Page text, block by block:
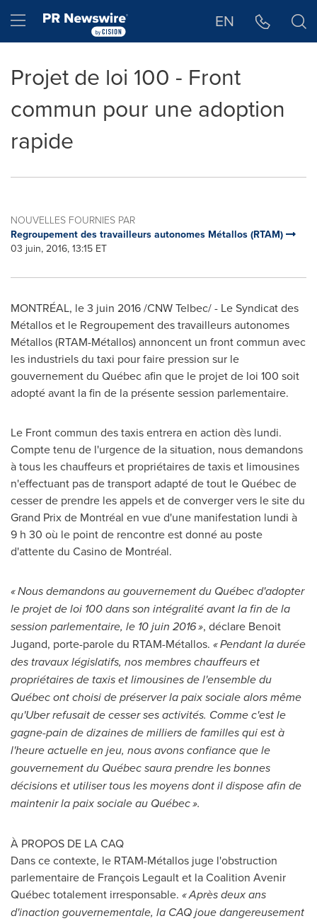
Hamburger menu EN
Projet de loi 100 - Front
commun pour une adoption
rapide
NOUVELLES FOURNIES PAR
Regroupement des travailleurs autonomes Métallos (RTAM)
03 juin, 2016, 13:15 ET
MONTRÉAL, le 3 juin 2016 /CNW Telbec/ - Le Syndicat des
Métallos et le Regroupement des travailleurs autonomes
Métallos (RTAM-Métallos) annoncent un front commun avec
les industriels du taxi pour faire pression sur le
gouvernement du Québec afin que le projet de loi 100 soit
adopté avant la fin de la présente session parlementaire.
Le Front commun des taxis entrera en action dès lundi.
Compte tenu de l'urgence de la situation, nous demandons
à tous les chauffeurs et propriétaires de taxis et limousines
n'effectuant pas de transport adapté de tout le Québec de
cesser de prendre les appels et de converger vers le site du
Grand Prix de Montréal en vue d'une manifestation lundi à
9 h 30 où le point de rencontre est donné au poste
d'attente du Casino de Montréal.
« Nous demandons au gouvernement du Québec d'adopter
le projet de loi 100 dans son intégralité avant la fin de la
session parlementaire, le 10 juin 2016 », déclare Benoit
Jugand, porte-parole du RTAM-Métallos. « Pendant la durée
des travaux législatifs, nos membres chauffeurs et
propriétaires de taxis et limousines de l'ensemble du
Québec ont choisi de préserver la paix sociale alors même
qu'Uber refusait de cesser ses activités. Comme c'est le
gagne-pain de dizaines de milliers de familles qui est à
l'heure actuelle en jeu, nous avons confiance que le
gouvernement du Québec saura prendre les bonnes
décisions et utiliser tous les moyens dont il dispose afin de
maintenir la paix sociale au Québec ».
À PROPOS DE LA CAQ
Dans ce contexte, le RTAM-Métallos juge l'obstruction
parlementaire de François Legault et la Coalition Avenir
Québec totalement irresponsable. « Après deux ans
d'inaction gouvernementale, la CAQ joue dangereusement